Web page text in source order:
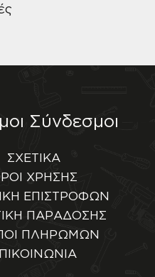
Σύνδεσμοι
ΣΧΕΤΙΚΑ
ΧΡΗΣΗΣ
ΕΠΙΣΤΡΟΦΩΝ
ΠΑΡΑΔΟΣΗΣ
ΠΛΗΡΩΜΩΝ